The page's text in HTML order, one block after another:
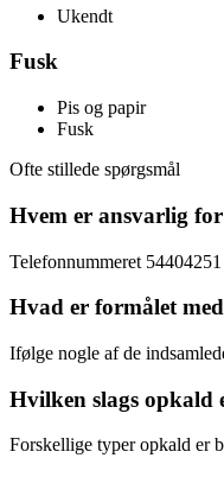
Ukendt
Fusk
Pis og papir
Fusk
Ofte stillede spørgsmål
Hvem er ansvarlig
Telefonnummeret
Hvad er formålet
Ifølge nogle af de
Hvilken slags opkald
Forskellige typer opkald er